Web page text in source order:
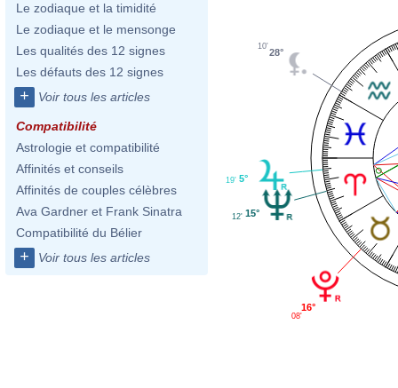
Le zodiaque et la timidité
Le zodiaque et le mensonge
Les qualités des 12 signes
Les défauts des 12 signes
+ Voir tous les articles
Compatibilité
Astrologie et compatibilité
Affinités et conseils
Affinités de couples célèbres
Ava Gardner et Frank Sinatra
Compatibilité du Bélier
+ Voir tous les articles
28°
10'
5°
19'
15°
12'
16°
08'